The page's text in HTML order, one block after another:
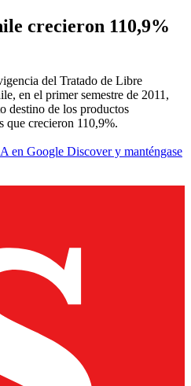
crecieron 110,9%
del Tratado de Libre
en el primer semestre de 2011,
destino de los productos
que crecieron 110,9%.
en Google Discover y manténgase